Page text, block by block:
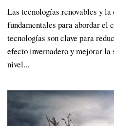
Las tecnologías renovables y
fundamentales para abordar el
tecnologías son clave para
efecto invernadero y mejorar
nivel...